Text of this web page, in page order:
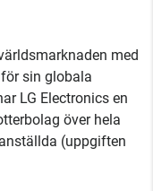
med
sin globala
LG Electronics en
över hela
(uppgiften